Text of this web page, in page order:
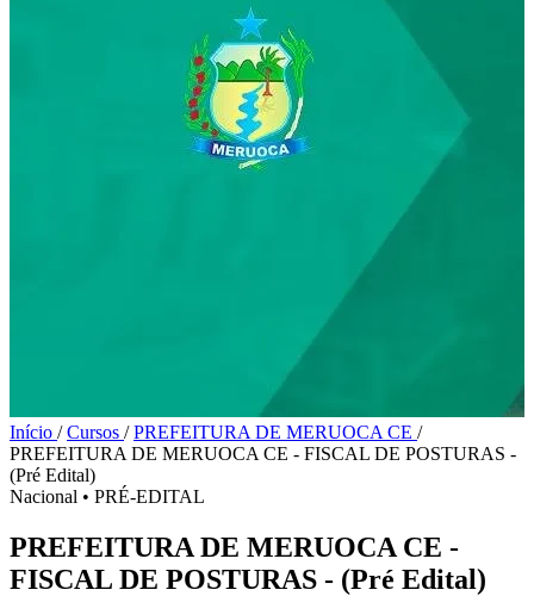
Início / Cursos / PREFEITURA DE MERUOCA CE /
PREFEITURA DE MERUOCA CE - FISCAL DE POSTURAS -
(Pré Edital)
Nacional • PRÉ-EDITAL
PREFEITURA DE MERUOCA CE -
FISCAL DE POSTURAS - (Pré Edital)